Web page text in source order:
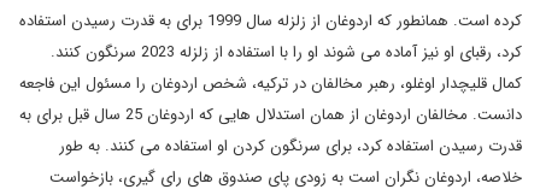
کرده است. همانطور که اردوغان از زلزله سال 1999 برای به قدرت رسیدن استفاده
کرد، رقبای او نیز آماده می شوند او را با استفاده از زلزله 2023 سرنگون کنند.
کمال قلیچدار اوغلو، رهبر مخالفان در ترکیه، شخص اردوغان را مسئول این فاجعه
دانست. مخالفان اردوغان از همان استدلال هایی که اردوغان 25 سال قبل برای به
قدرت رسیدن استفاده کرد، برای سرنگون کردن او استفاده می کنند. به طور
خلاصه، اردوغان نگران است به زودی پای صندوق های رای گیری، بازخواست